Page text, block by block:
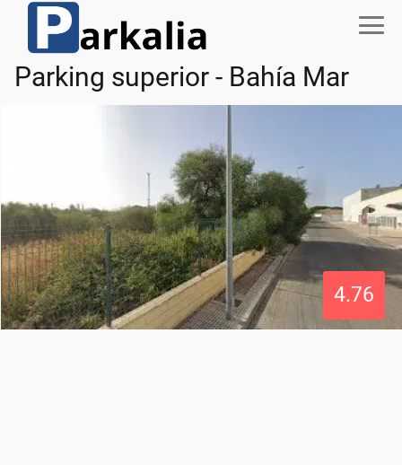
Parking superior - Bahía Mar
4.76